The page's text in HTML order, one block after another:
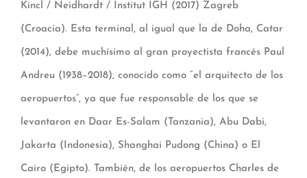
Kincl / Neidhardt / Institut IGH (2017) Zagreb
(Croacia). Esta terminal, al igual que la de Doha, Catar
(2014), debe muchísimo al gran proyectista francés Paul
Andreu (1938–2018), conocido como “el arquitecto de los
aeropuertos”, ya que fue responsable de los que se
levantaron en Daar Es-Salam (Tanzania), Abu Dabi,
Jakarta (Indonesia), Shanghai Pudong (China) o El
Cairo (Egipto). También, de los aeropuertos Charles de